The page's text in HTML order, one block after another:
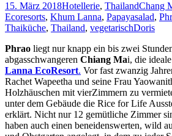
Radl-
Paradies
Chiang
Rai
im
Norden
Thailands
15. März 2018Hotellerie, ThailandChang
Ecoresorts, Khum Lanna, Papayasalad,
Thaiküche, Thailand, vegetarischDoris
Phrao liegt nur knapp ein bis zwei
abgasschwangeren Chiang Mai, die
Lanna EcoResort. Vor fast zwanzig
Rachet Wapeetha und seine Frau
Holzhäuschen mit vierZimmern zu
unter dem Gebäude die Rice for Life
erklärt. Nicht nur 12 gemütliche Zimmer
haben auch einen beneidenswerten, wild